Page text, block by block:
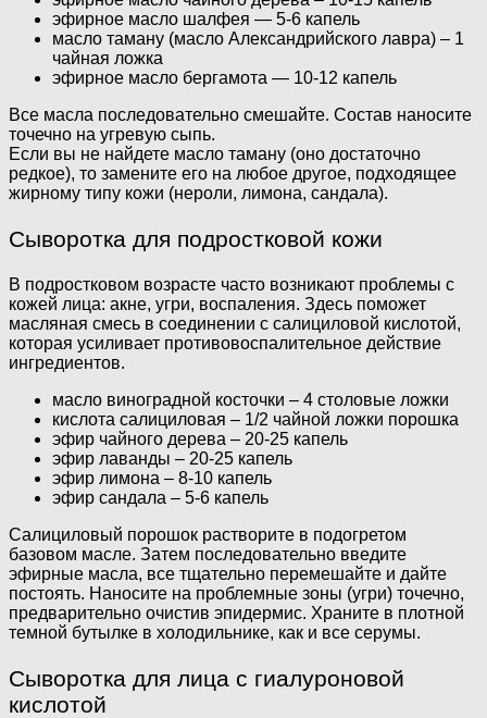
эфирное масло шалфея — 5-6 капель
масло таману (масло Александрийского лавра) – 1
чайная ложка
эфирное масло бергамота — 10-12 капель
Все масла последовательно смешайте. Состав наносите
точечно на угревую сыпь.
Если вы не найдете масло таману (оно достаточно
редкое), то замените его на любое другое, подходящее
жирному типу кожи (нероли, лимона, сандала).
Сыворотка для подростковой кожи
В подростковом возрасте часто возникают проблемы с
кожей лица: акне, угри, воспаления. Здесь поможет
масляная смесь в соединении с салициловой кислотой,
которая усиливает противовоспалительное действие
ингредиентов.
масло виноградной косточки – 4 столовые ложки
кислота салициловая – 1/2 чайной ложки порошка
эфир чайного дерева – 20-25 капель
эфир лаванды – 20-25 капель
эфир лимона – 8-10 капель
эфир сандала – 5-6 капель
Салициловый порошок растворите в подогретом
базовом масле. Затем последовательно введите
эфирные масла, все тщательно перемешайте и дайте
постоять. Наносите на проблемные зоны (угри) точечно,
предварительно очистив эпидермис. Храните в плотной
темной бутылке в холодильнике, как и все серумы.
Сыворотка для лица с гиалуроновой
кислотой